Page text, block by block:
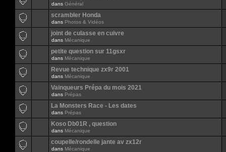
dans Général
scrambler Honda
dans Photos & Vidéos
joint de culasse en cuivre
dans Mécanique
petite question sur 11gsxr
dans Mécanique
Revue technique zx9r 2001
dans Mécanique
Vainqueurs Prépa du mois 2021
dans Prépas
La Monsters Race - Les dates
dans Prépas
Koso Db01R , question
dans Mécanique
coupelle/rondelle jante av zx12r
dans Mécanique